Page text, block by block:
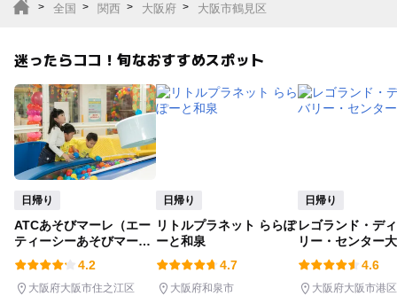
サファリパーク
植物園・フラワーパー
ク
キャンプ場
釣り
いちご狩り
潮干狩り 社会見学
全国 関西 大阪府 大阪市鶴見区
迷ったらココ！旬なおすすめスポット
日帰り
ATCあそびマーレ（エー
ティーシーあそびマー
レ）
4.2
大阪府大阪市住之江区
日帰り
リトルプラネット ららぽ
ーと和泉
4.7
大阪府和泉市
日帰り
レゴランド・デ
リー・センター
4.6
大阪府大阪市港区